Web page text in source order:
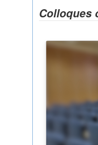
Colloques